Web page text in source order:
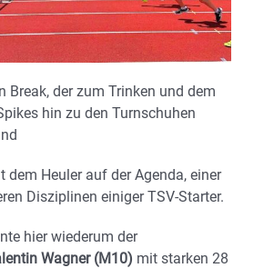
Break, der zum Trinken und dem
hin zu den Turnschuhen
dem Heuler auf der Agenda, einer
Disziplinen einiger TSV-Starter.
hier wiederum der
Wagner (M10) mit starken 28